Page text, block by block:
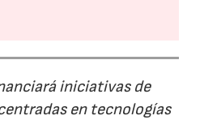
iniciativas de
en tecnologías